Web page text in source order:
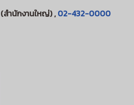
(สำนักงานใหญ่) ,02-432-0000